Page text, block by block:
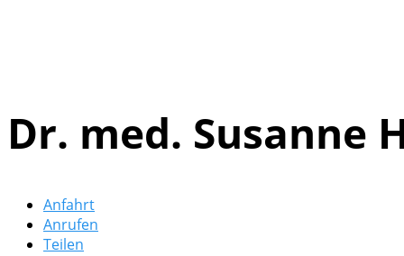
Dr. med. Susanne
Anfahrt
Anrufen
Teilen